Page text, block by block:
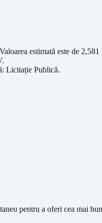
estimată este de 2,581
.
Licitație Publică.
pentru a oferi cea mai